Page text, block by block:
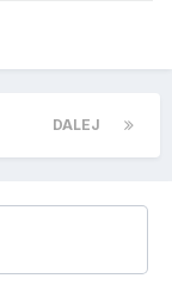
DALEJ